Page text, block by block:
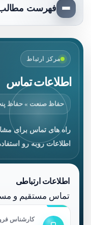
فهرست
مرکز ارتباط
اطلاعات تماس
حفاظ صنعت » حفاظ
راه های تماس برای
اطلاعات روبه رو
اطلاعات ارتباطی
تماس مستقیم و
کارشناس